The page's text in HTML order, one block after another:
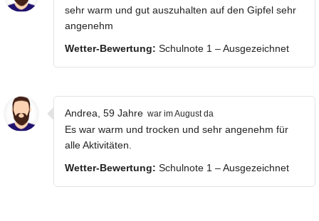
sehr warm und gut auszuhalten auf den Gipfel sehr
angenehm
Wetter-Bewertung: Schulnote 1 – Ausgezeichnet
Andrea, 59 Jahre war im August da
Es war warm und trocken und sehr angenehm für
alle Aktivitäten.
Wetter-Bewertung: Schulnote 1 – Ausgezeichnet